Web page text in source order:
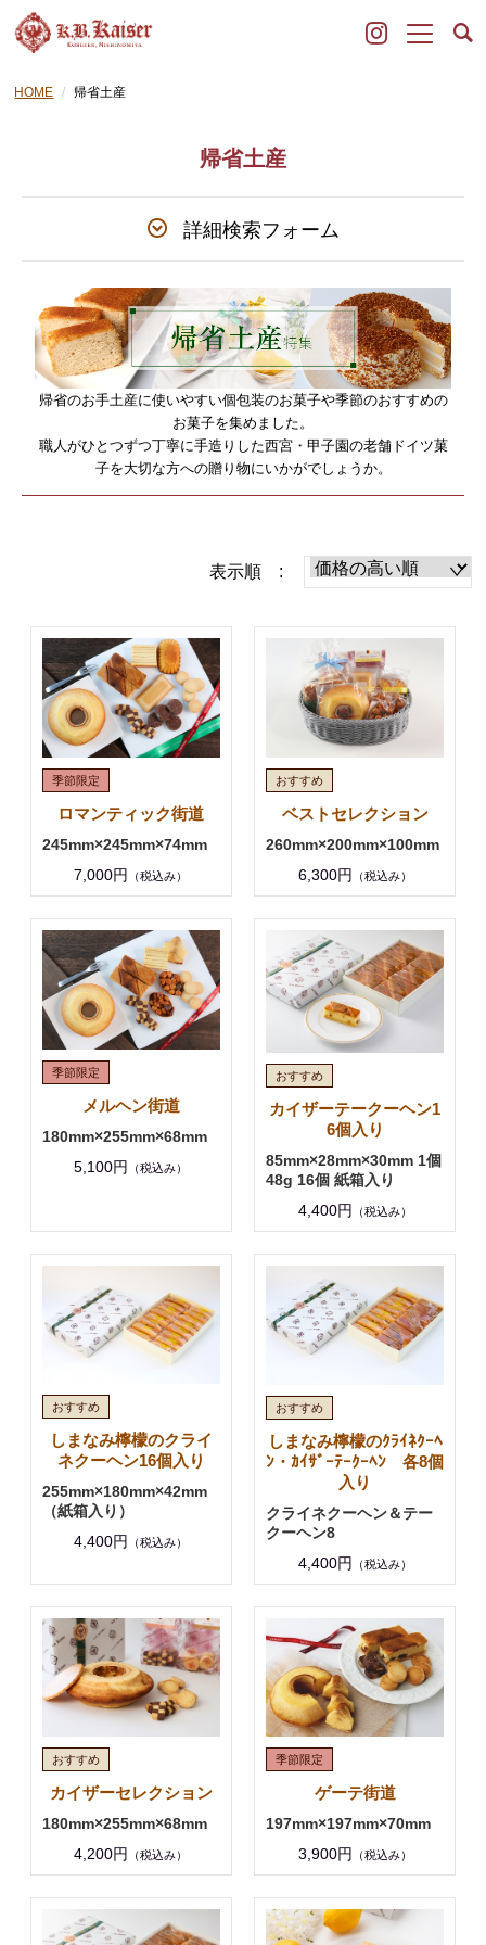
HOME 帰省土産
帰省土産
詳細検索フォーム
帰省のお手土産に使いやすい個包装のお菓子や季節のおすすめの
お菓子を集めました。
職人がひとつずつ丁寧に手造りした西宮・甲子園の老舗ドイツ菓
子を大切な方への贈り物にいかがでしょうか。
表示順 :
ロマンティック街道
245mm×245mm×74mm
7,000円
（税込み）
ベストセレクション
260mm×200mm×100mm
6,300円
（税込み）
メルヘン街道
180mm×255mm×68mm
5,100円
（税込み）
カイザーテークーヘン1
6個入り
85mm×28mm×30mm 1個
48g 16個 紙箱入り
4,400円
（税込み）
しまなみ檸檬のクライ
ネクーヘン16個入り
255mm×180mm×42mm
（紙箱入り）
4,400円
（税込み）
しまなみ檸檬のｸﾗｲﾈｸｰﾍ
ﾝ・ｶｲｻﾞｰﾃｰｸｰﾍﾝ 各8個
入り
クライネクーヘン＆テー
クーヘン8
4,400円 （税込み）
カイザーセレクション
180mm×255mm×68mm
4,200円
（税込み）
ゲーテ街道
197mm×197mm×70mm
3,900円
（税込み）